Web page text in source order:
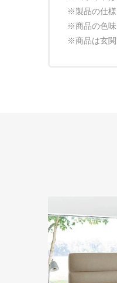
※製品の仕様
※商品の色味
※商品は玄関